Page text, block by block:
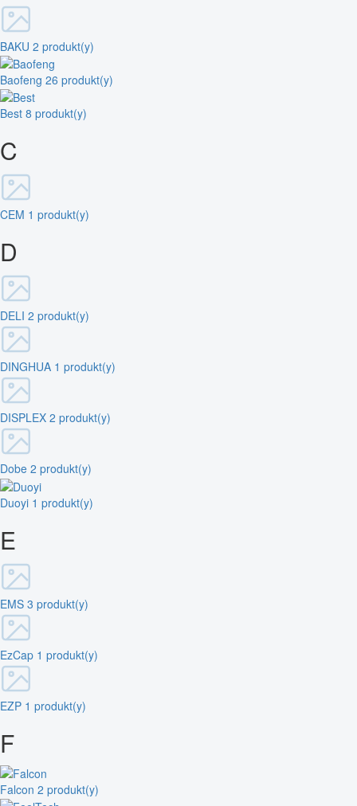
BAKU 2 produkt(y)
Baofeng 26 produkt(y)
Best 8 produkt(y)
C
CEM 1 produkt(y)
D
DELI 2 produkt(y)
DINGHUA 1 produkt(y)
DISPLEX 2 produkt(y)
Dobe 2 produkt(y)
Duoyi 1 produkt(y)
E
EMS 3 produkt(y)
EzCap 1 produkt(y)
EZP 1 produkt(y)
F
Falcon 2 produkt(y)